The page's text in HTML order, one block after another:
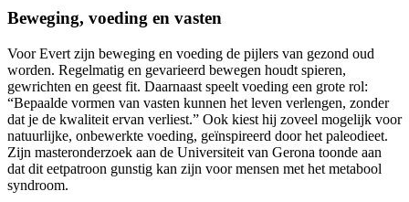
Beweging, voeding en vasten
Voor Evert zijn beweging en voeding de pijlers van gezond oud
worden. Regelmatig en gevarieerd bewegen houdt spieren,
gewrichten en geest fit. Daarnaast speelt voeding een grote rol:
“Bepaalde vormen van vasten kunnen het leven verlengen, zonder
dat je de kwaliteit ervan verliest.” Ook kiest hij zoveel mogelijk voor
natuurlijke, onbewerkte voeding, geïnspireerd door het paleodieet.
Zijn masteronderzoek aan de Universiteit van Gerona toonde aan
dat dit eetpatroon gunstig kan zijn voor mensen met het metabool
syndroom.